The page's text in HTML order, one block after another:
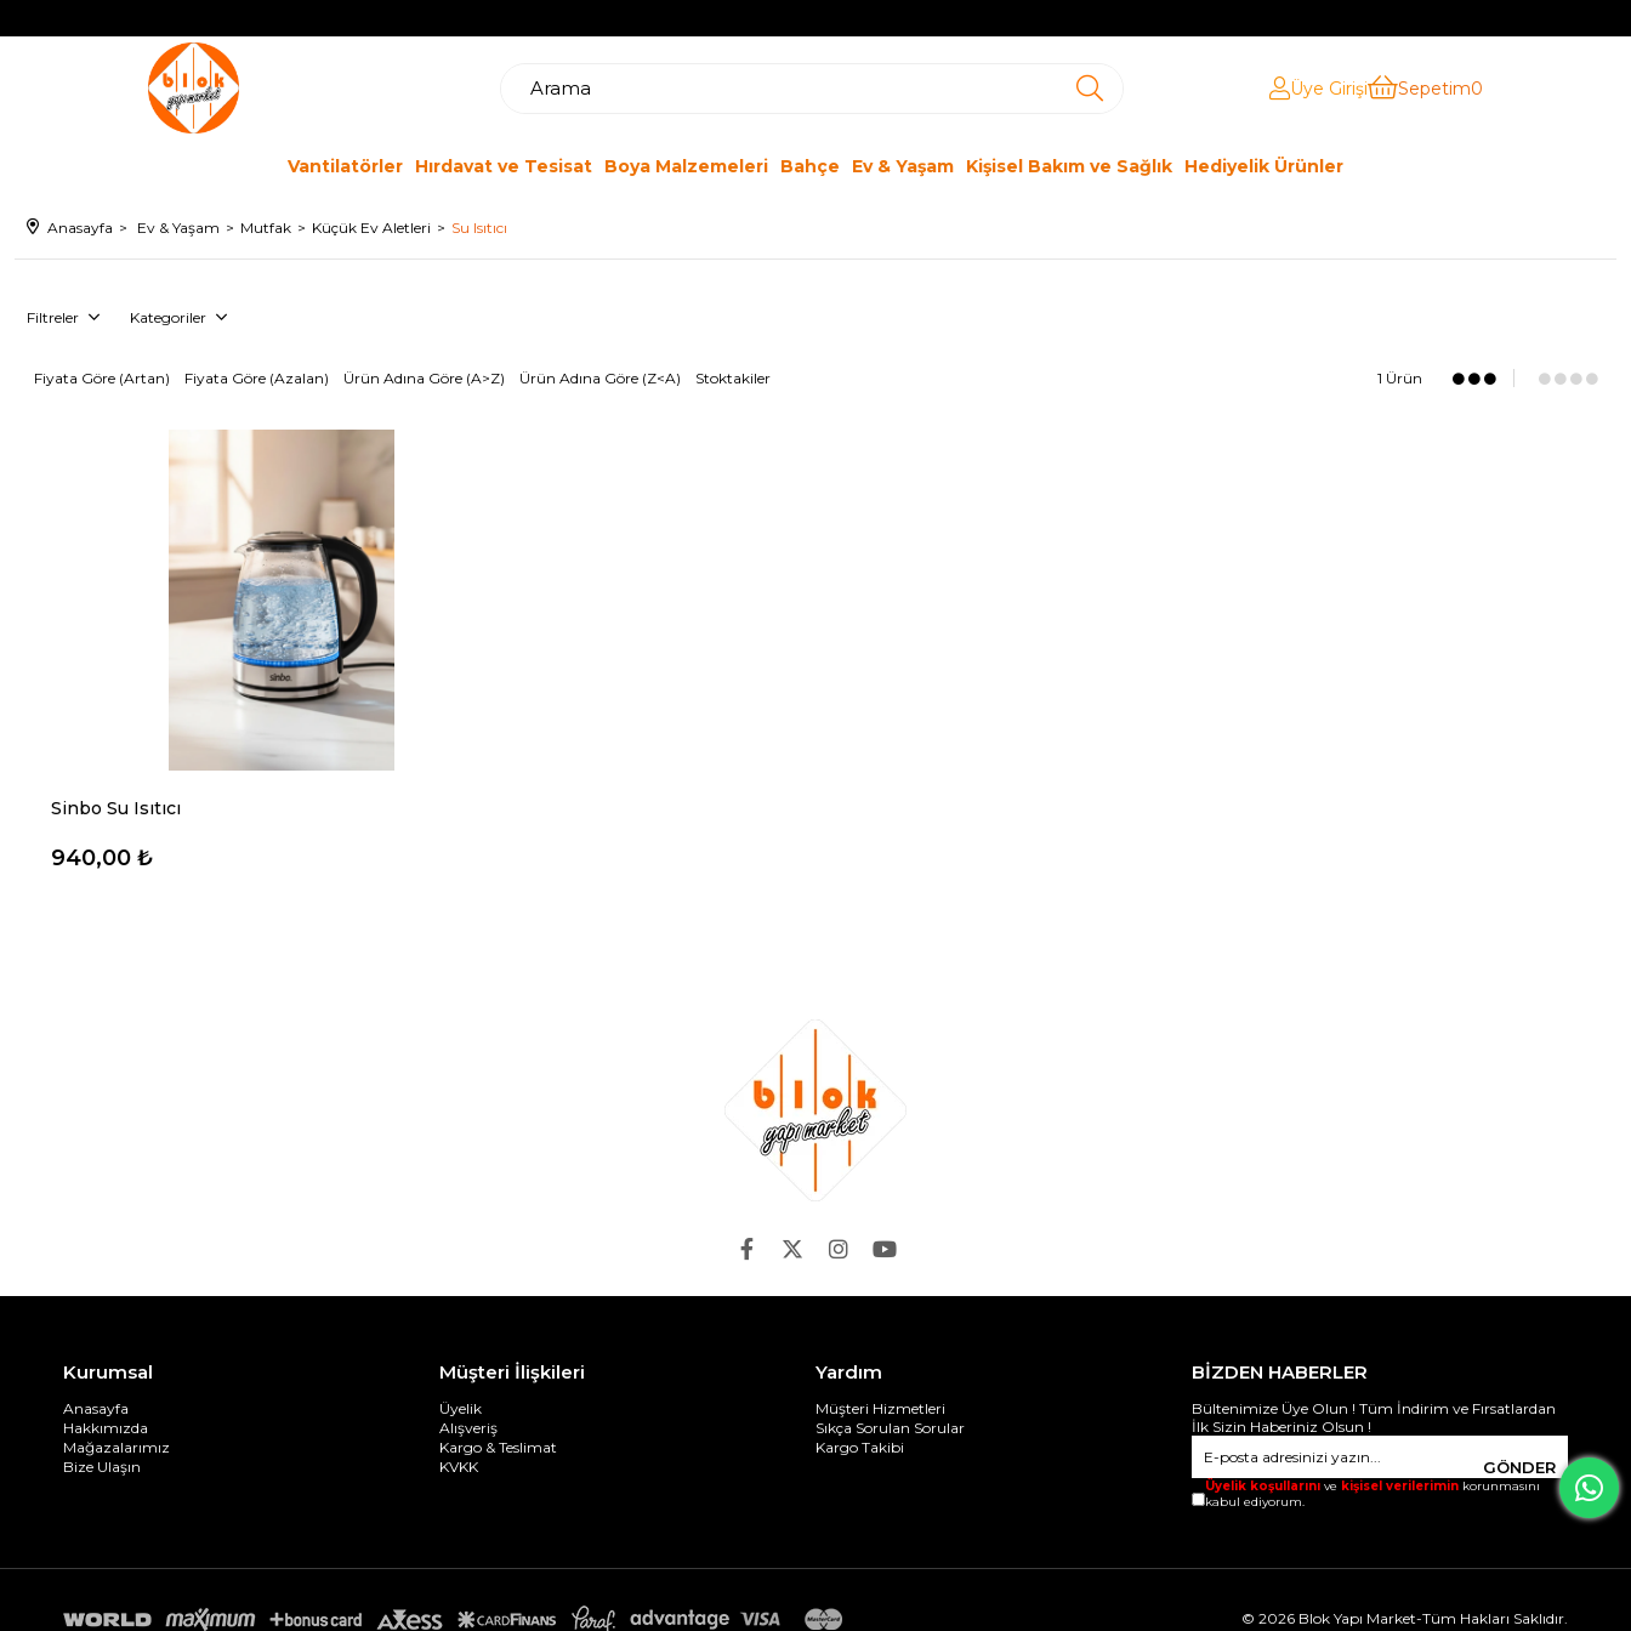
Üye Girişi Sepetim0
Vantilatörler Hırdavat ve Tesisat Boya Malzemeleri Bahçe Ev & Yaşam Kişisel Bakım ve Sağlık Hediyelik Ürünler
Anasayfa Ev & Yaşam Mutfak Küçük Ev Aletleri Su Isıtıcı
Filtreler Kategoriler
Fiyata Göre (Artan) Fiyata Göre (Azalan) Ürün Adına Göre (A>Z) Ürün Adına Göre (Z<A) Stoktakiler 1 Ürün
Sinbo Su Isıtıcı
940,00 ₺
Kurumsal
Anasayfa
Hakkımızda
Mağazalarımız
Bize Ulaşın
Müşteri İlişkileri
Üyelik
Alışveriş
Kargo & Teslimat
KVKK
Yardım
Müşteri Hizmetleri
Sıkça Sorulan Sorular
Kargo Takibi
BİZDEN HABERLER
Bültenimize Üye Olun ! Tüm İndirim ve Fırsatlardan
İlk Sizin Haberiniz Olsun !
GÖNDER
Üyelik koşullarınıve kişisel verileriminkorunmasını
kabul ediyorum.
© 2026 Blok Yapı Market-Tüm Hakları Saklıdır.